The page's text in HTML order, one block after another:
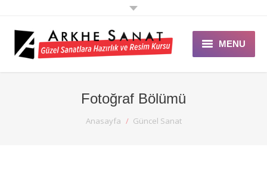
MENU
ARKHE SANAT
Fotoğraf Bölümü
Anasayfa Güncel Sanat